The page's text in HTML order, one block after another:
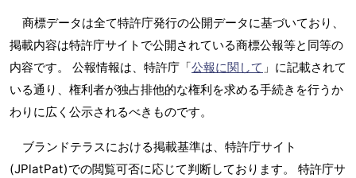
商標データは全て特許庁発行の公開データに基づいており、
掲載内容は特許庁サイトで公開されている商標公報等と同等の
内容です。 公報情報は、特許庁「公報に関して 」に記載されて
いる通り、権利者が独占排他的な権利を求める手続きを行うか
わりに広く公示されるべきものです。
ブランドテラスにおける掲載基準は、特許庁サイト
(JPlatPat)での閲覧可否に応じて判断しております。 特許庁サ